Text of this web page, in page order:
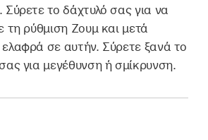
Σύρετε το δάχτυλό σας για να
τη ρύθμιση Ζουμ και μετά
σε αυτήν. Σύρετε ξανά το
για μεγέθυνση ή σμίκρυνση.